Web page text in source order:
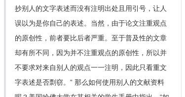
抄别人的文字表述而没有注明出处且用引号，让人
误以为是你自己的表述。当然，由于论文注重观点
的原创性，前者要比后者严重。至于普及性的文章
却有所不同，因为并不注重观点的原创性，所以并
不要求对来自别人的观点一一注明，因此只看重文
字表述是否剽窃。” 那么如何使用别人的文献资料